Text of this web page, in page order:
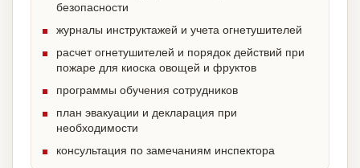
безопасности
журналы инструктажей и учета огнетушителей
расчет огнетушителей и порядок действий при
пожаре для киоска овощей и фруктов
программы обучения сотрудников
план эвакуации и декларация при
необходимости
консультация по замечаниям инспектора